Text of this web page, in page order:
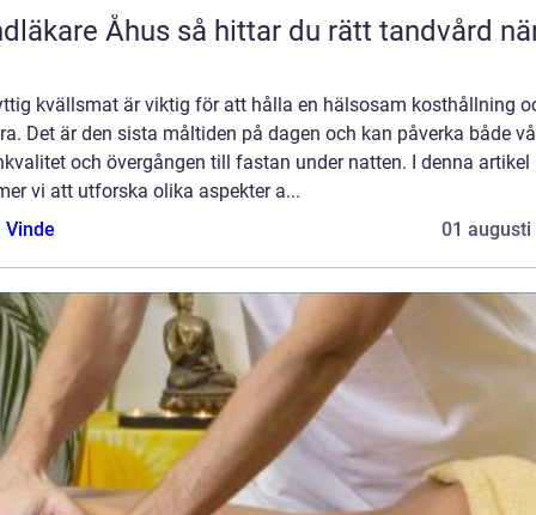
Åhus så hittar du rätt tandvård nära
kvällsmat är viktig för att hålla en hälsosam kosthållning
Det är den sista måltiden på dagen och kan påverka både
och övergången till fastan under natten. I denna artikel
vi att utforska olika aspekter a...
Vinde
01 augusti